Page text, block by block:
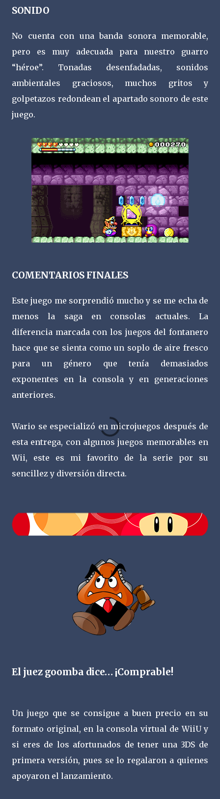
SONIDO
No cuenta con una banda sonora memorable,
pero es muy adecuada para nuestro guarro
“héroe”. Tonadas desenfadadas, sonidos
ambientales graciosos, muchos gritos y
golpetazos redondean el apartado sonoro de este
juego.
COMENTARIOS FINALES
Este juego me sorprendió mucho y se me echa de
menos la saga en consolas actuales. La
diferencia marcada con los juegos del fontanero
hace que se sienta como un soplo de aire fresco
para un género que tenía demasiados
exponentes en la consola y en generaciones
anteriores.
Wario se especializó en microjuegos después de
esta entrega, con algunos juegos memorables en
Wii, este es mi favorito de la serie por su
sencillez y diversión directa.
El juez goomba dice… ¡Comprable!
Un juego que se consigue a buen precio en su
formato original, en la consola virtual de WiiU y
si eres de los afortunados de tener una 3DS de
primera versión, pues se lo regalaron a quienes
apoyaron el lanzamiento.